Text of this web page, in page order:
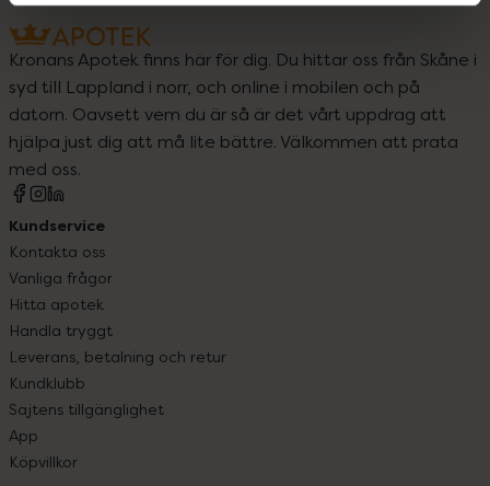
Kronans Apotek finns här för dig. Du hittar oss från Skåne i
syd till Lappland i norr, och online i mobilen och på
datorn. Oavsett vem du är så är det vårt uppdrag att
hjälpa just dig att må lite bättre. Välkommen att prata
med oss.
Kundservice
Kontakta oss
Vanliga frågor
Hitta apotek
Handla tryggt
Leverans, betalning och retur
Kundklubb
Sajtens tillgänglighet
App
Köpvillkor